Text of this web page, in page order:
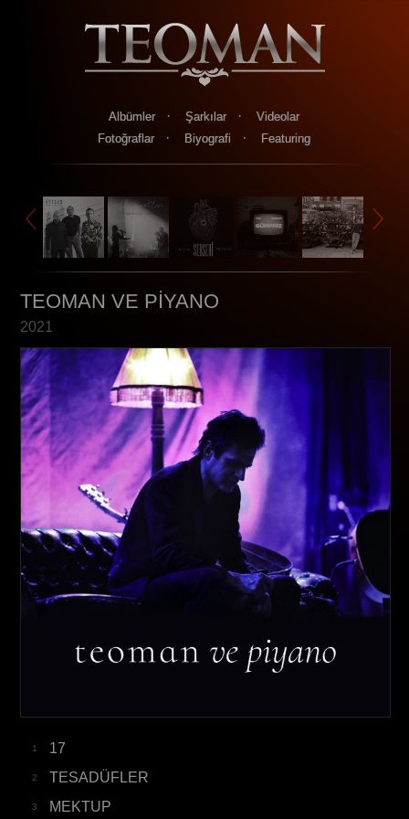
Albümler · Şarkılar ·
Videolar
Fotoğraflar
· Biyografi · Featuring
TEOMAN VE PİYANO
2021
1 17
2 TESADÜFLER
3 MEKTUP